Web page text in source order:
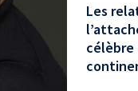
Les
célèbre